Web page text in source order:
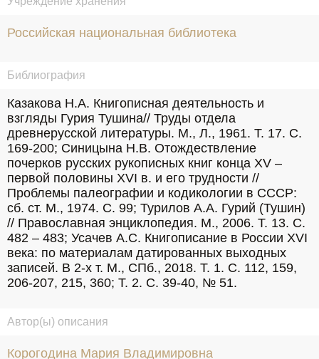
Российская национальная библиотека
Библиография
Казакова Н.А. Книгописная деятельность и
взгляды Гурия Тушина// Труды отдела
древнерусской литературы. М., Л., 1961. Т. 17. С.
169-200; Синицына Н.В. Отождествление
почерков русских рукописных книг конца XV –
первой половины XVI в. и его трудности //
Проблемы палеографии и кодикологии в СССР:
сб. ст. М., 1974. С. 99; Турилов А.А. Гурий (Тушин)
// Православная энциклопедия. М., 2006. Т. 13. С.
482 – 483; Усачев А.С. Книгописание в России XVI
века: по материалам датированных выходных
записей. В 2-х т. М., СПб., 2018. Т. 1. С. 112, 159,
206-207, 215, 360; Т. 2. С. 39-40, № 51.
Автор(ы) описания
Корогодина Мария Владимировна